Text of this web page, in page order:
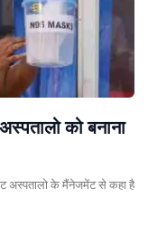
को बनाना
अस्पतालो के मैंनेजमेंट से कहा है